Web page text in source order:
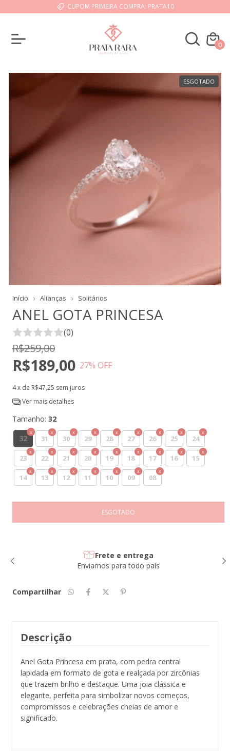
CUPOM PRIMEIRA COMPRA: PRATA10
0
ESGOTADO
Início Alianças Solitários
ANEL GOTA PRINCESA
(0)
R$259,00
R$189,00 27% OFF
4x de R$47,25 sem juros
Ver mais detalhes
Tamanho: 32
32 31 30 29 28 27 26 25 24
23 22 21 20 19 18 17 16 15
14 13 12 11 10 09 08
Frete e entrega
Enviamos para todo país
Compartilhar
Descrição
Anel Gota Princesa em prata, com pedra central
lapidada em formato de gota e realçada por zircônias
que trazem brilho e destaque. Uma joia clássica e
elegante, perfeita para simbolizar novos começos,
compromissos e celebrações cheias de amor e
significado.